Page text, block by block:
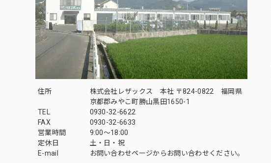
住所
株式会社レザックス 本社 〒824-0822 福岡県
京都郡みやこ町勝山黒田1650-1
TEL
0930-32-6622
FAX
0930-32-6633
営業時間
9:00〜18:00
定休日
土・日・祝
E-mail
お問い合わせページからお問い合わせください。